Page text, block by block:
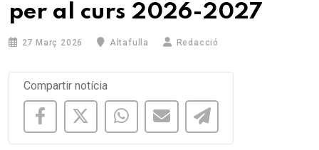
per al curs 2026-2027
27 Març 2026 Altafulla Redacció
Compartir notícia